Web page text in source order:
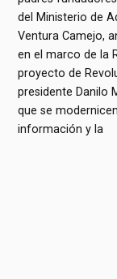
del Ministerio de
Ventura Camejo,
en el marco de la
proyecto de
presidente Danilo
que se
información y la